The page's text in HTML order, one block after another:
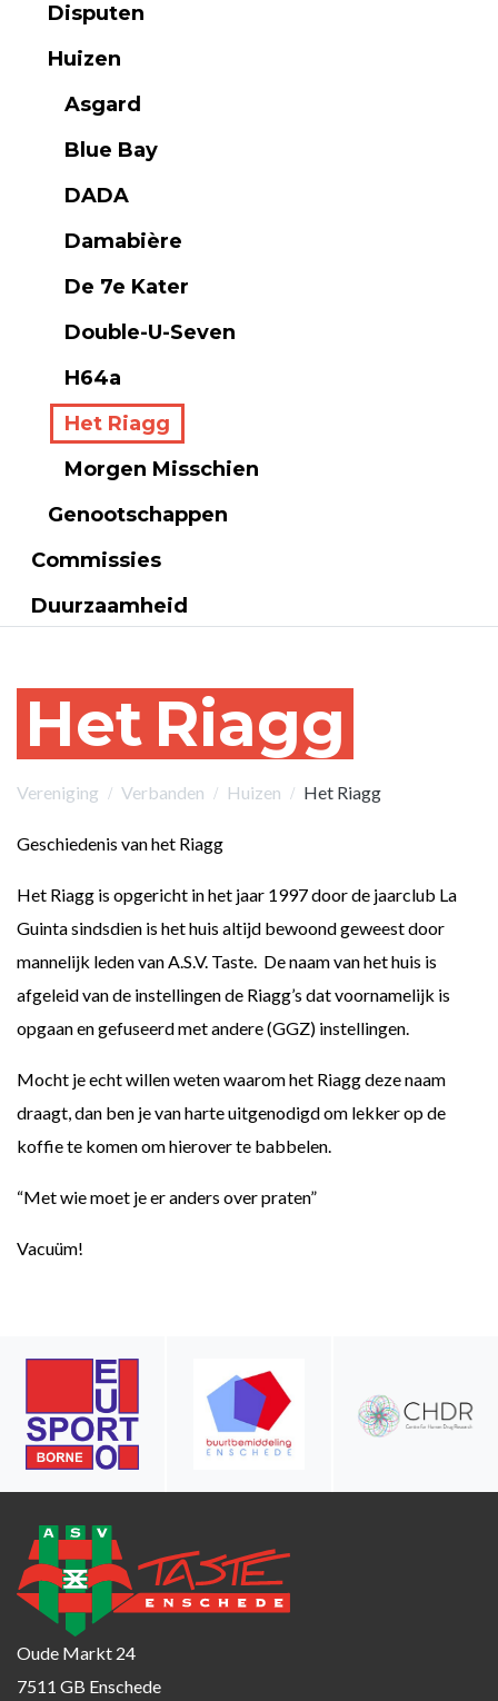
Disputen
Huizen
Asgard
Blue Bay
DADA
Damabière
De 7e Kater
Double-U-Seven
H64a
Het Riagg
Morgen Misschien
Genootschappen
Commissies
Duurzaamheid
Het Riagg
Vereniging Verbanden Huizen Het Riagg
Geschiedenis van het Riagg
Het Riagg is opgericht in het jaar 1997 door de jaarclub La
Guinta sindsdien is het huis altijd bewoond geweest door
mannelijk leden van A.S.V. Taste. De naam van het huis is
afgeleid van de instellingen de Riagg’s dat voornamelijk is
opgaan en gefuseerd met andere (GGZ) instellingen.
Mocht je echt willen weten waarom het Riagg deze naam
draagt, dan ben je van harte uitgenodigd om lekker op de
koffie te komen om hierover te babbelen.
“Met wie moet je er anders over praten”
Vacuüm!
Oude Markt 24
7511 GB Enschede